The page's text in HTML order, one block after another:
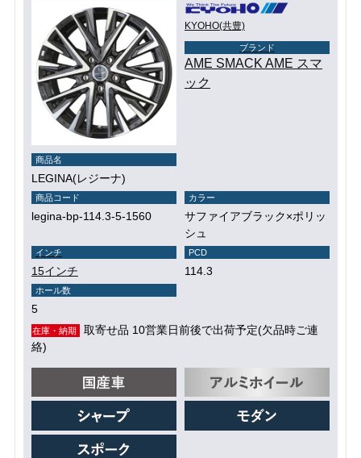
KYOHO(共豊)
ブランド
AME SMACK AME スマ
ック
商品名
LEGINA(レジーナ)
商品コード
legina-bp-114.3-5-1560
カラー
サファイアブラック×ポリッ
シュ
インチ
15インチ
PCD
114.3
ホール数
5
在庫・納期
取寄せ品 10営業日前後で出荷予定(欠品時ご連
絡)